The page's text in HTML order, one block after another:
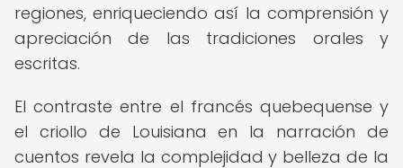
regiones, enriqueciendo así la comprensión y
apreciación de las tradiciones orales y
escritas.
El contraste entre el francés quebequense y
el criollo de Louisiana en la narración de
cuentos revela la complejidad y belleza de la